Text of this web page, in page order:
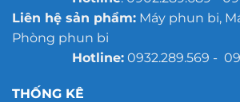
Liên hệ sản phẩm:Máy phun bi,
Phòng phun bi
Hotline:0932.289.569 -
THỐNG KÊ